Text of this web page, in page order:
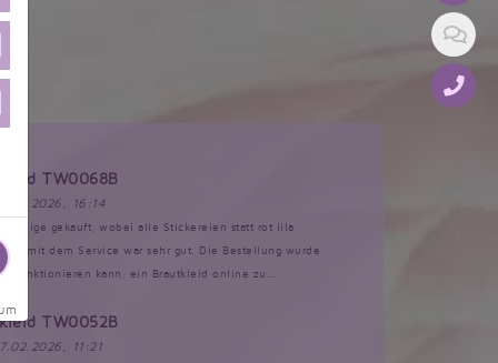
TW0068B
16:14
gekauft, wobei alle Stickereien statt rot lila
mit dem Service war sehr gut. Die Bestellung wurde
funktionieren kann, ein Brautkleid online zu...
TW0052B
11:21